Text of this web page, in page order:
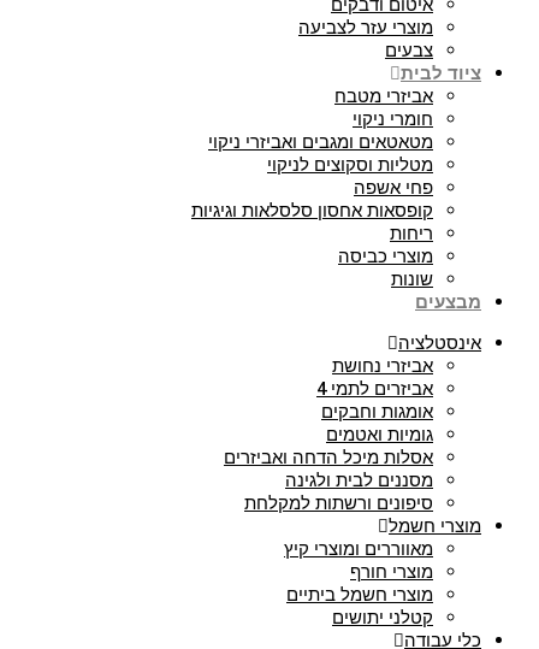
איטום ודבקים
מוצרי עזר לצביעה
צבעים
ציוד לבית
אביזרי מטבח
חומרי ניקוי
מטאטאים ומגבים ואביזרי ניקוי
מטליות וסקוצים לניקוי
פחי אשפה
קופסאות אחסון סלסלאות וגיגיות
ריחות
מוצרי כביסה
שונות
מבצעים
אינסטלציה
אביזרי נחושת
אביזרים לתמי 4
אומגות וחבקים
גומיות ואטמים
אסלות מיכל הדחה ואביזרים
מסננים לבית ולגינה
סיפונים ורשתות למקלחת
מוצרי חשמל
מאווררים ומוצרי קיץ
מוצרי חורף
מוצרי חשמל ביתיים
קטלני יתושים
כלי עבודה